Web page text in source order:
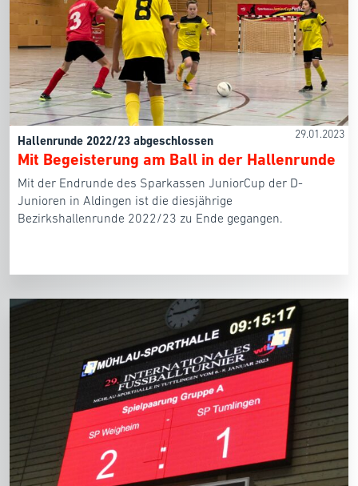
29.01.2023
Hallenrunde 2022/23 abgeschlossen
Mit Begeisterung am Ball in der Hallenrunde
Mit der Endrunde des Sparkassen JuniorCup der D-
Junioren in Aldingen ist die diesjährige
Bezirkshallenrunde 2022/23 zu Ende gegangen.